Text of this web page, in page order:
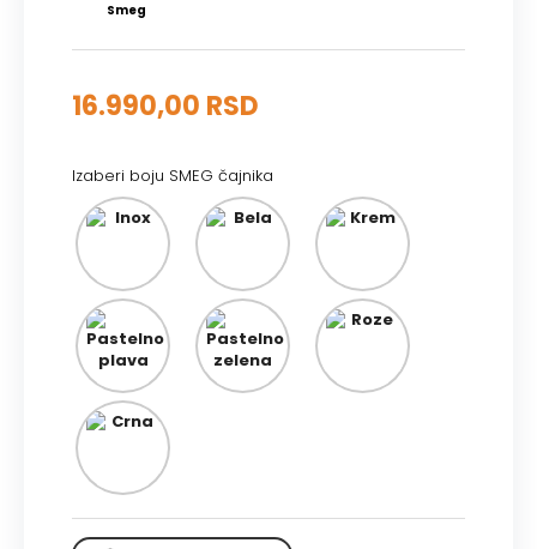
Smeg
16.990,00 RSD
Izaberi boju SMEG čajnika
Inox Bela Krem
Pastelno
plava
Crna